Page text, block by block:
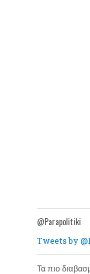
@Parapolitiki
Tweets by
Τα πιο